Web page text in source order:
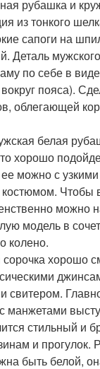
рубашка и
из тонкого
сапоги на
Деталь
по себе в
пояса).
облегающей
белая
хорошо
можно с
Чтобы
можно
модель в
колено.
хорошо
и свитером.
манжетами
стильный и
и прогулок.
быть белой,